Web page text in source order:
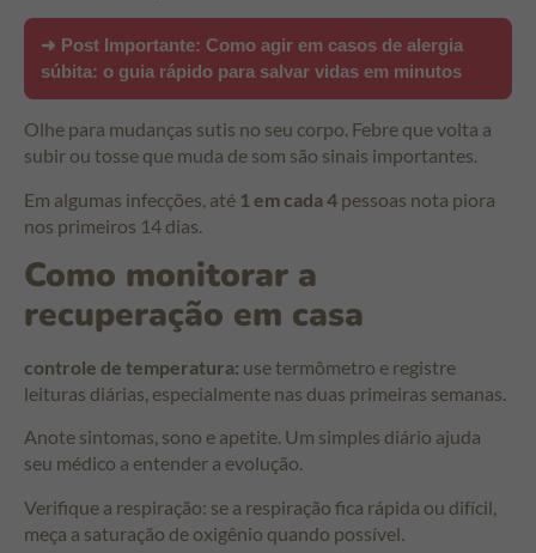
➜ Post Importante: Como agir em casos de alergia
súbita: o guia rápido para salvar vidas em minutos
Olhe para mudanças sutis no seu corpo. Febre que volta a
subir ou tosse que muda de som são sinais importantes.
Em algumas infecções, até 1 em cada 4 pessoas nota piora
nos primeiros 14 dias.
Como monitorar a
recuperação em casa
controle de temperatura: use termômetro e registre
leituras diárias, especialmente nas duas primeiras semanas.
Anote sintomas, sono e apetite. Um simples diário ajuda
seu médico a entender a evolução.
Verifique a respiração: se a respiração fica rápida ou difícil,
meça a saturação de oxigênio quando possível.